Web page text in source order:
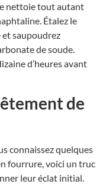
nettoie tout autant
Étalez le
saupoudrez
de soude.
d’heures avant
de
connaissez quelques
fourrure, voici un truc
leur éclat initial.